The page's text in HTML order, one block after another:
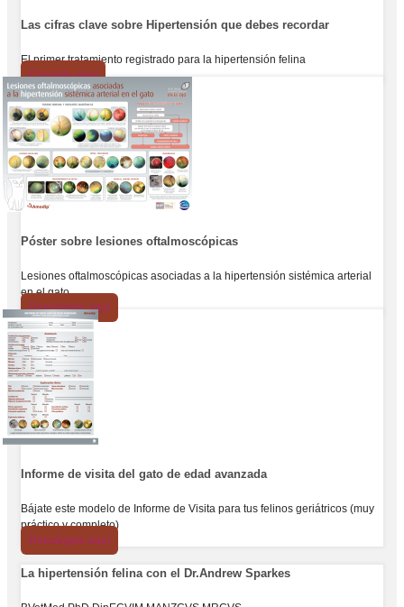
Las cifras clave sobre Hipertensión que debes recordar
El primer tratamiento registrado para la hipertensión felina
Consulta aquí
Póster sobre lesiones oftalmoscópicas
Lesiones oftalmoscópicas asociadas a la hipertensión sistémica arterial
en el gato
Descárgalo aquí
Informe de visita del gato de edad avanzada
Bájate este modelo de Informe de Visita para tus felinos geriátricos (muy
práctico y completo)
Descárgalo aquí
La hipertensión felina con el Dr.Andrew Sparkes